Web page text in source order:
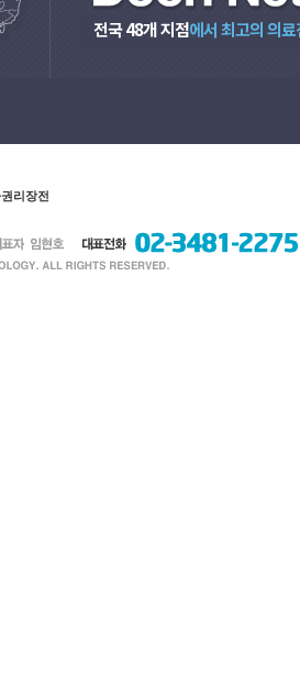
전국 48개 지점에서 최고의 의
리장전